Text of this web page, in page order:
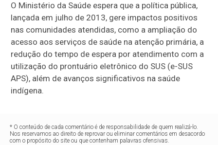
O Ministério da Saúde espera que a política pública,
lançada em julho de 2013, gere impactos positivos
nas comunidades atendidas, como a ampliação do
acesso aos serviços de saúde na atenção primária, a
redução do tempo de espera por atendimento com a
utilização do prontuário eletrônico do SUS (e-SUS
APS), além de avanços significativos na saúde
indígena.
* O conteúdo de cada comentário é de responsabilidade de quem realizá-lo.
Nos reservamos ao direito de reprovar ou eliminar comentários em desacordo
com o propósito do site ou que contenham palavras ofensivas.